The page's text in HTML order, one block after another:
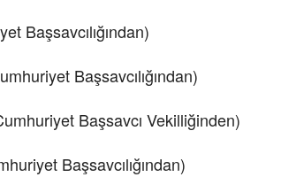
Başsavcılığından)
Başsavcılığından)
Başsavcı Vekilliğinden)
Başsavcılığından)